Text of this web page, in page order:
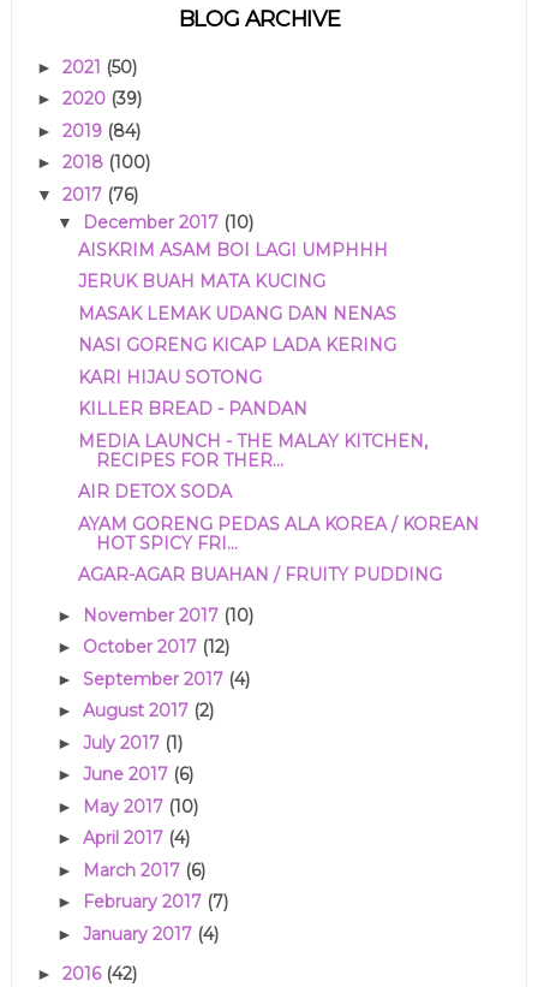
BLOG ARCHIVE
► 2021 (50)
► 2020 (39)
► 2019 (84)
► 2018 (100)
▼ 2017 (76)
▼ December 2017 (10)
AISKRIM ASAM BOI LAGI UMPHHH
JERUK BUAH MATA KUCING
MASAK LEMAK UDANG DAN NENAS
NASI GORENG KICAP LADA KERING
KARI HIJAU SOTONG
KILLER BREAD - PANDAN
MEDIA LAUNCH - THE MALAY KITCHEN,
RECIPES FOR THER...
AIR DETOX SODA
AYAM GORENG PEDAS ALA KOREA / KOREAN
HOT SPICY FRI...
AGAR-AGAR BUAHAN / FRUITY PUDDING
► November 2017 (10)
► October 2017 (12)
► September 2017 (4)
► August 2017 (2)
► July 2017 (1)
► June 2017 (6)
► May 2017 (10)
► April 2017 (4)
► March 2017 (6)
► February 2017 (7)
► January 2017 (4)
► 2016 (42)